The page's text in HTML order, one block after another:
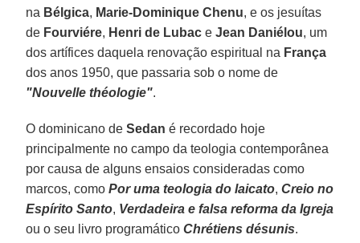
na Bélgica, Marie-Dominique Chenu, e os jesuítas
de Fourviére, Henri de Lubac eJean Daniélou, um
dos artífices daquela renovação espiritual na França
dos anos 1950, que passaria sob o nome de
"Nouvelle théologie".
O dominicano deSedan é recordado hoje
principalmente no campo da teologia contemporânea
por causa de alguns ensaios consideradas como
marcos, comoPor uma teologia do laicato,Creio no
Espírito Santo, Verdadeira e falsa reforma da Igreja
ou o seu livro programáticoChrétiens désunis.